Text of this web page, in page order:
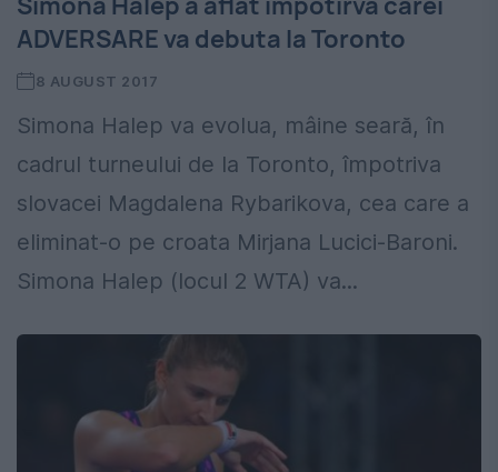
ADVERSARE va debuta la Toronto
8 AUGUST 2017
Simona Halep va evolua, mâine seară, în
cadrul turneului de la Toronto, împotriva
slovacei Magdalena Rybarikova, cea care a
eliminat-o pe croata Mirjana Lucici-Baroni.
Simona Halep (locul 2 WTA) va...